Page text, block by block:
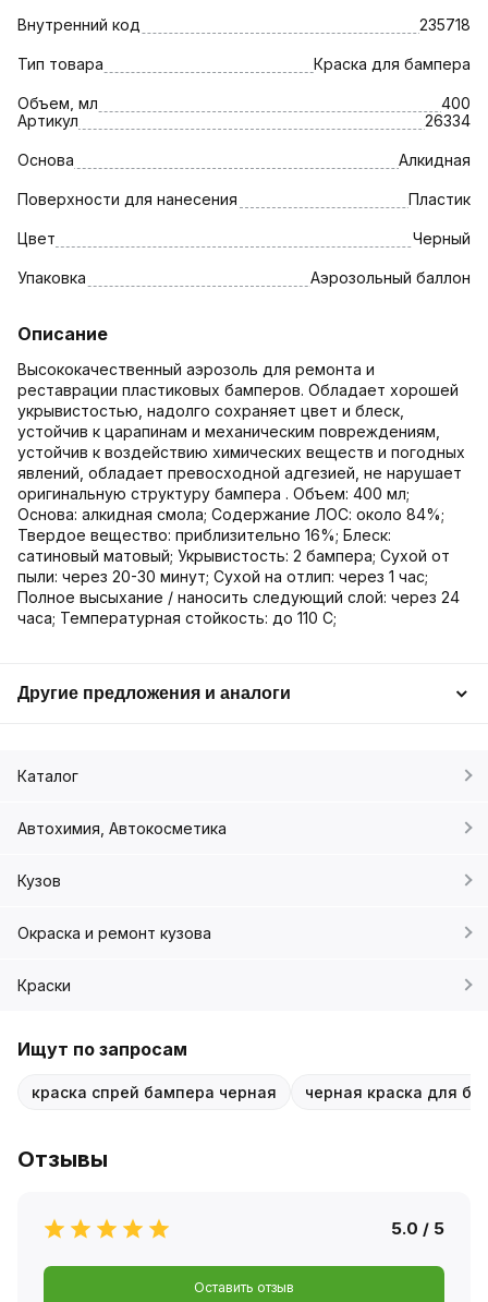
Внутренний код 235718
Тип товара Краска для бампера
Объем, мл
400
Артикул
26334
Основа Алкидная
Поверхности для нанесения Пластик
Цвет Черный
Упаковка Аэрозольный баллон
Описание
Высококачественный аэрозоль для ремонта и
реставрации пластиковых бамперов. Обладает хорошей
укрывистостью, надолго сохраняет цвет и блеск,
устойчив к царапинам и механическим повреждениям,
устойчив к воздействию химических веществ и погодных
явлений, обладает превосходной адгезией, не нарушает
оригинальную структуру бампера . Объем: 400 мл;
Основа: алкидная смола; Содержание ЛОС: около 84%;
Твердое вещество: приблизительно 16%; Блеск:
сатиновый матовый; Укрывистость: 2 бампера; Сухой от
пыли: через 20-30 минут; Сухой на отлип: через 1 час;
Полное высыхание / наносить следующий слой: через 24
часа; Температурная стойкость: до 110 C;
Другие предложения и аналоги
Каталог
Автохимия, Автокосметика
Кузов
Окраска и ремонт кузова
Краски
Ищут по запросам
краска спрей бампера черная черная краска для
Отзывы
5.0 / 5
Оставить отзыв